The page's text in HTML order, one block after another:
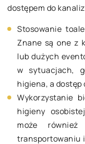
dostępem do
Stosowanie
Znane są one z
lub dużych
w sytuacjach,
higiena, a
Wykorzystanie
higieny
może
transportowaniu